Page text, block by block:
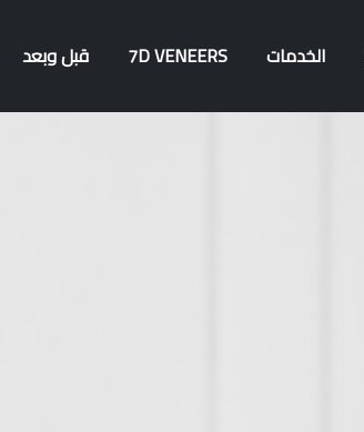
الخدمات 7D VENEERS قبل وبعد